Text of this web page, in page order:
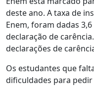
deste ano. A taxa de
Enem, foram dadas
declaração de
declarações de
Os estudantes que
dificuldades para